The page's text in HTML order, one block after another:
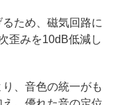
ため、磁気回路に
歪みを10dB低減し
、音色の統一がも